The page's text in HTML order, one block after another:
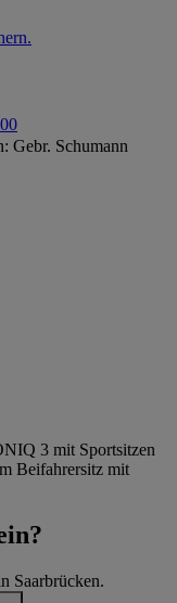
Gebr. Schumann
Saarbrücken.